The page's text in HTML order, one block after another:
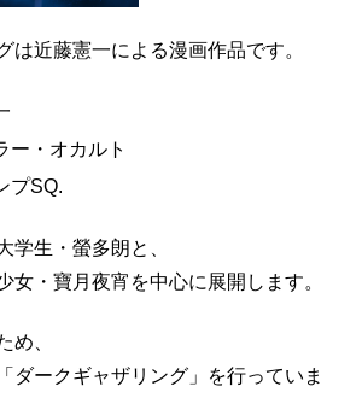
は近藤憲一による漫画作品です。
ー・オカルト
プSQ.
学生・螢多朗と、
女・寶月夜宵を中心に展開します。
め、
ダークギャザリング」を行っていま